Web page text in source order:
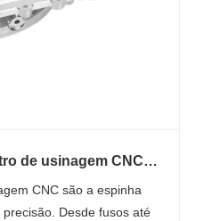
de usinagem CNC
CNC são a espinha
Desde fusos até